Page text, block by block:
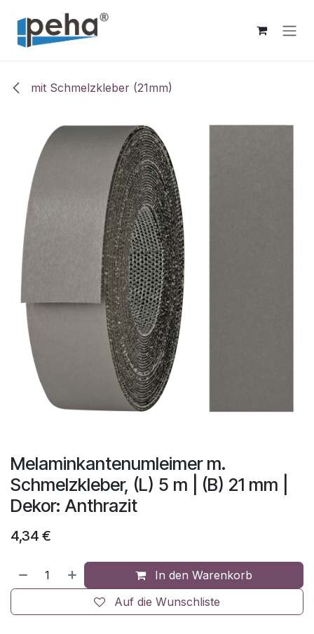
mit Schmelzkleber (21mm)
Melaminkantenumleimer m.
Schmelzkleber, (L) 5 m | (B) 21 mm |
Dekor: Anthrazit
4,34 €
In den Warenkorb
Auf die Wunschliste